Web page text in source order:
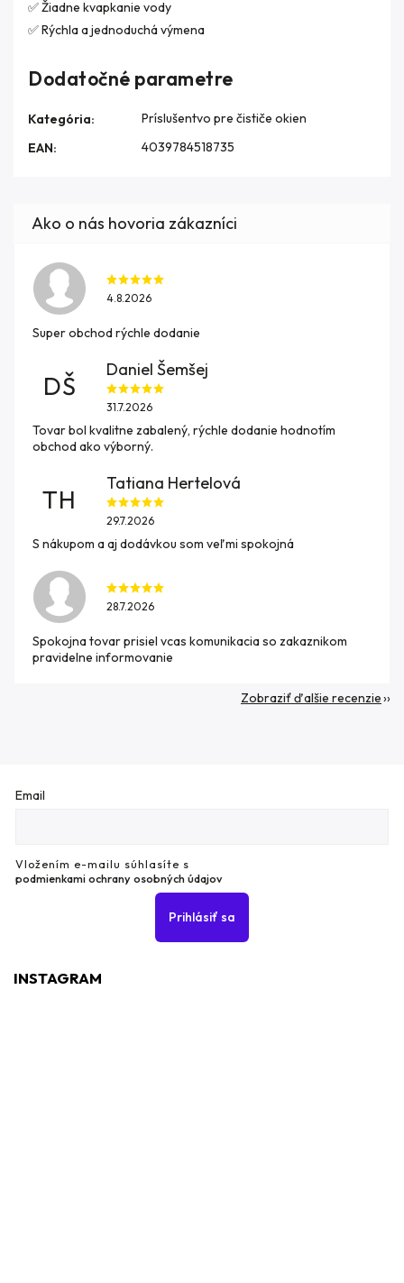
✅ Žiadne kvapkanie vody
✅ Rýchla a jednoduchá výmena
Dodatočné parametre
Kategória:
Príslušentvo pre čističe okien
EAN: 4039784518735
4.8.2026
Super obchod rýchle dodanie
DŠ
Daniel Šemšej
31.7.2026
Tovar bol kvalitne zabalený, rýchle dodanie hodnotím
obchod ako výborný.
TH
Tatiana Hertelová
29.7.2026
S nákupom a aj dodávkou som veľmi spokojná
28.7.2026
Spokojna tovar prisiel vcas komunikacia so zakaznikom
pravidelne informovanie
Zobraziť ďalšie recenzie
Email
Vložením e-mailu súhlasíte s
podmienkami ochrany osobných údajov
Prihlásiť sa
INSTAGRAM